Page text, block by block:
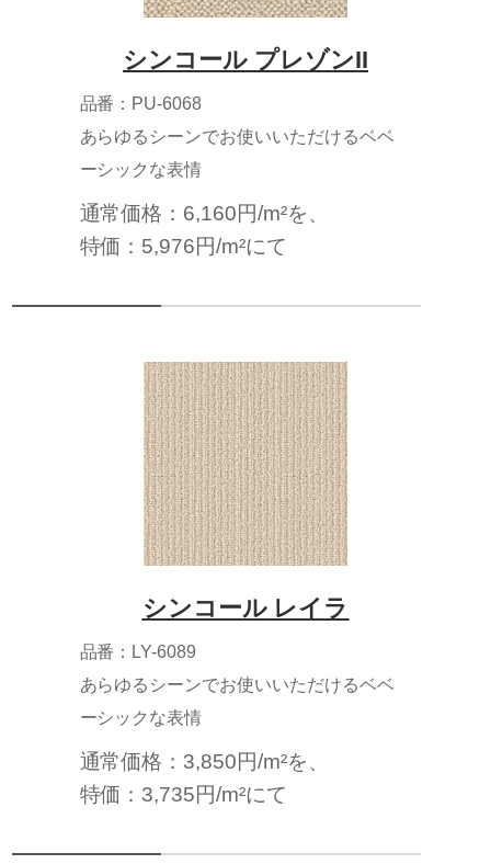
シンコール プレゾンII
品番：PU-6068
あらゆるシーンでお使いいただけるベベ
ーシックな表情
通常価格：6,160円/m²を、
特価：5,976円/m²にて
シンコール レイラ
品番：LY-6089
あらゆるシーンでお使いいただけるベベ
ーシックな表情
通常価格：3,850円/m²を、
特価：3,735円/m²にて